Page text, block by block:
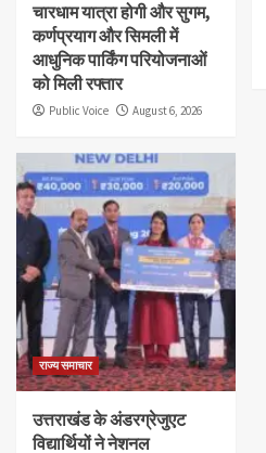
चारधाम यात्रा होगी और सुगम,
कर्णप्रयाग और सिमली में
आधुनिक पार्किंग परियोजनाओं
को मिली रफ्तार
Public Voice August 6, 2026
राज्य समाचार
उत्तराखंड के अंडरग्रेजुएट
विद्यार्थियों ने नेशनल